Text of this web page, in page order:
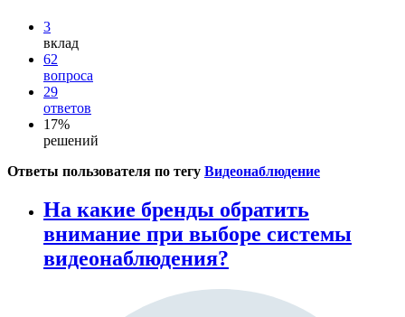
3
вклад
62
вопроса
29
ответов
17%
решений
Ответы пользователя по тегу Видеонаблюдение
На какие бренды обратить
внимание при выборе системы
видеонаблюдения?